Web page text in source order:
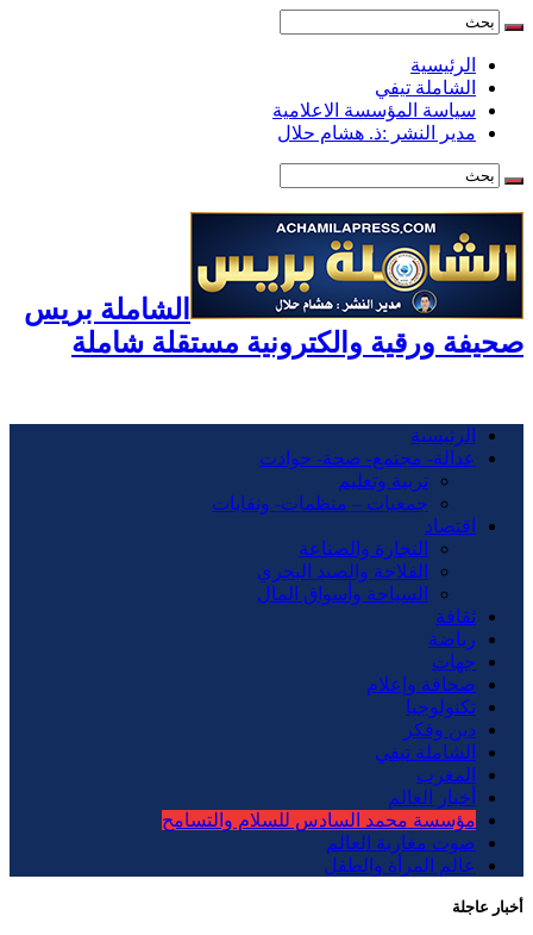
الرئيسية
الشاملة تيفي
سياسة المؤسسة الاعلامية
مدير النشر :ذ. هشام حلال
الشاملة بريس
صحيفة ورقية والكترونية مستقلة شاملة
الرئيسية
عدالة- مجتمع- صحة- حوادت
تربية وتعليم
جمعيات – منظمات- ونقابات
اقتصاد
التجارة والصناعة
الفلاحة والصيد البحري
السياحة وأسواق المال
ثقافة
رياضة
جهات
صحافة وإعلام
تكنولوجيا
دين وفكر
الشاملة تيفي
المغرب
أخبار العالم
مؤسسة محمد السادس للسلام والتسامح
صوت مغاربة العالم
عالم المرأة والطفل
أخبار عاجلة